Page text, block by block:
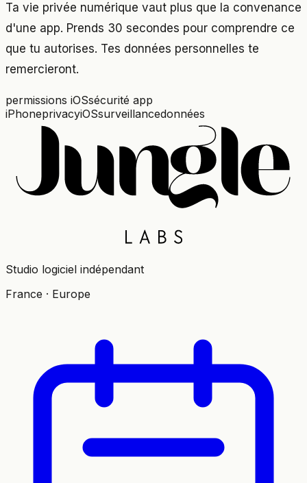
Ta vie privée numérique vaut plus que la convenance
d'une app. Prends 30 secondes pour comprendre ce
que tu autorises. Tes données personnelles te
remercieront.
permissions iOSsécurité app
iPhoneprivacyiOSsurveillancedonnées
Studio logiciel indépendant
France · Europe